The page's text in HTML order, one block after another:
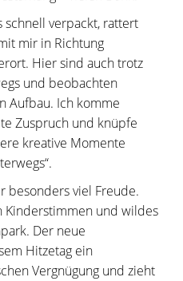
schnell verpackt, rattert
mir in Richtung
Hier sind auch trotz
und beobachten
Aufbau. Ich komme
Zuspruch und knüpfe
kreative Momente
besonders viel Freude.
Kinderstimmen und wildes
Der neue
Hitzetag ein
Vergnügung und zieht